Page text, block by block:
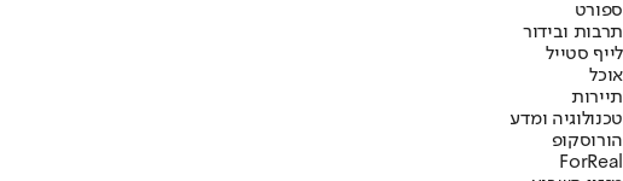
ספורט
תרבות ובידור
לייף סטייל
אוכל
תיירות
טכנולוגיה ומדע
הורוסקופ
ForReal